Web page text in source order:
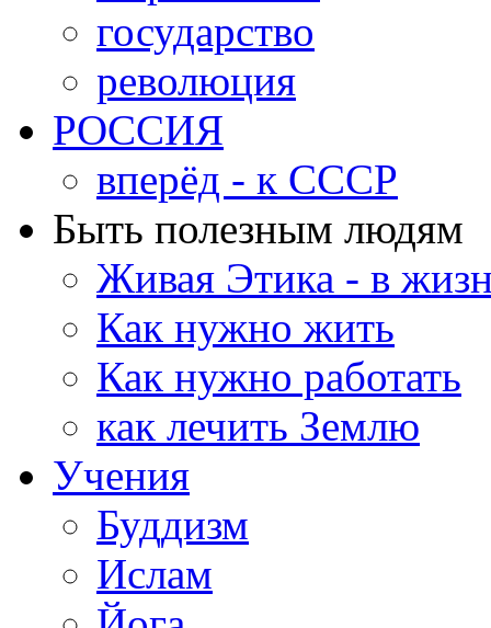
государство
революция
РОССИЯ
вперёд - к СССР
Быть полезным людям
Живая Этика - в
Как нужно жить
Как нужно работать
как лечить Землю
Учения
Буддизм
Ислам